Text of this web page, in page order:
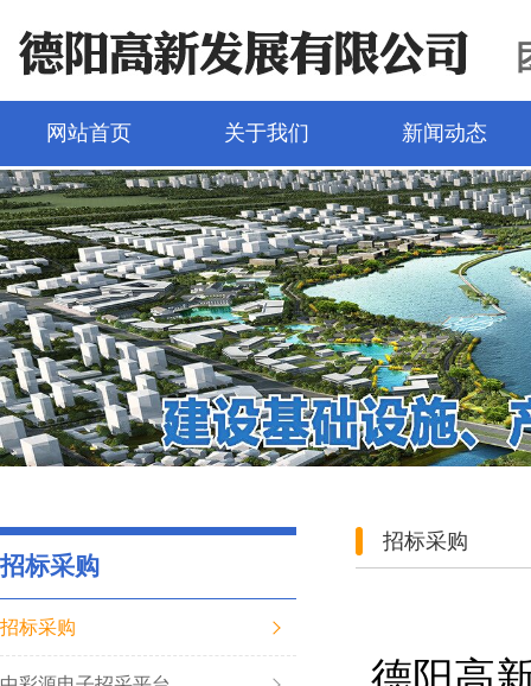
网站首页 关于我们 新闻动态
招标采购
招标采购
招标采购